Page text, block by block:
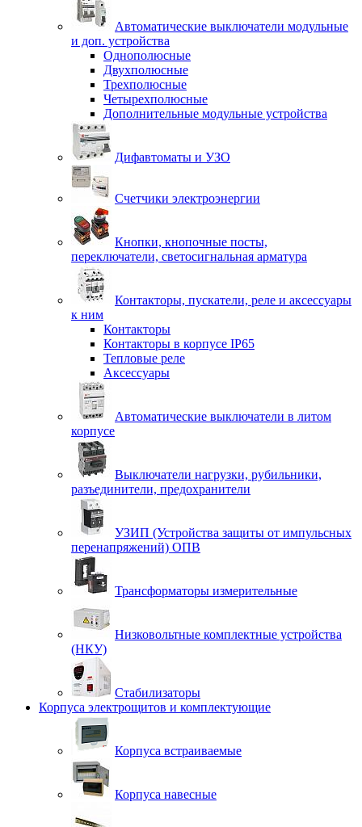
Автоматические выключатели модульные
и доп. устройства
Однополюсные
Двухполюсные
Трехполюсные
Четырехполюсные
Дополнительные модульные устройства
Дифавтоматы и УЗО
Счетчики электроэнергии
Кнопки, кнопочные посты,
переключатели, светосигнальная арматура
Контакторы, пускатели, реле и аксессуары
к ним
Контакторы
Контакторы в корпусе IP65
Тепловые реле
Аксессуары
Автоматические выключатели в литом
корпусе
Выключатели нагрузки, рубильники,
разъединители, предохранители
УЗИП (Устройства защиты от импульсных
перенапряжений) ОПВ
Трансформаторы измерительные
Низковольтные комплектные устройства
(НКУ)
Стабилизаторы
Корпуса электрощитов и комплектующие
Корпуса встраиваемые
Корпуса навесные